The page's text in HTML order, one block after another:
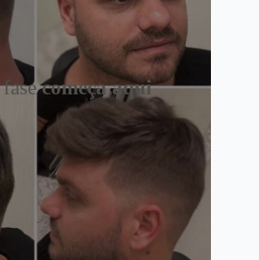
fasecomeça aqui